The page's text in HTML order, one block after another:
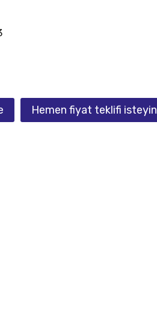
Hemen fiyat teklifi isteyin